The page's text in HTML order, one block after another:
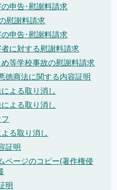
申告･慰謝料請求
慰謝料請求
申告･慰謝料請求
に対する慰謝料請求
等学校事故の慰謝料請求
徳商法に関する内容証明
よる取り消し
よる取り消し
る取り消し
証明
ページのコピー(著作権侵
明